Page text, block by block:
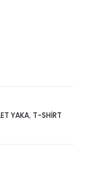
YAKA, T-SHIRT